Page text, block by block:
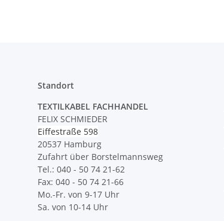
Standort
TEXTILKABEL FACHHANDEL
FELIX SCHMIEDER
Eiffestraße 598
20537 Hamburg
Zufahrt über Borstelmannsweg
Tel.: 040 - 50 74 21-62
Fax: 040 - 50 74 21-66
Mo.-Fr. von 9-17 Uhr
Sa. von 10-14 Uhr